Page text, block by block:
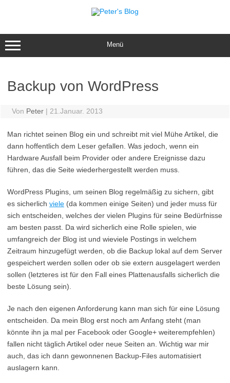
Menü
Backup von WordPress
Von Peter | 21.Januar. 2013
Man richtet seinen Blog ein und schreibt mit viel Mühe Artikel, die
dann hoffentlich dem Leser gefallen. Was jedoch, wenn ein
Hardware Ausfall beim Provider oder andere Ereignisse dazu
führen, das die Seite wiederhergestellt werden muss.
WordPress Plugins, um seinen Blog regelmäßig zu sichern, gibt
es sicherlich viele (da kommen einige Seiten) und jeder muss für
sich entscheiden, welches der vielen Plugins für seine Bedürfnisse
am besten passt. Da wird sicherlich eine Rolle spielen, wie
umfangreich der Blog ist und wieviele Postings in welchem
Zeitraum hinzugefügt werden, ob die Backup lokal auf dem Server
gespeichert werden sollen oder ob sie extern ausgelagert werden
sollen (letzteres ist für den Fall eines Plattenausfalls sicherlich die
beste Lösung sein).
Je nach den eigenen Anforderung kann man sich für eine Lösung
entscheiden. Da mein Blog erst noch am Anfang steht (man
könnte ihn ja mal per Facebook oder Google+ weiterempfehlen)
fallen nicht täglich Artikel oder neue Seiten an. Wichtig war mir
auch, das ich dann gewonnenen Backup-Files automatisiert
auslagern kann.